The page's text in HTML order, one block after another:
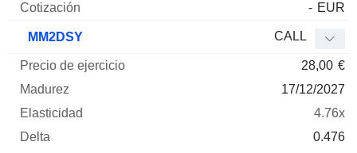
- EUR
MM2DSY CALL
28,00 €
17/12/2027
4.76x
0.476